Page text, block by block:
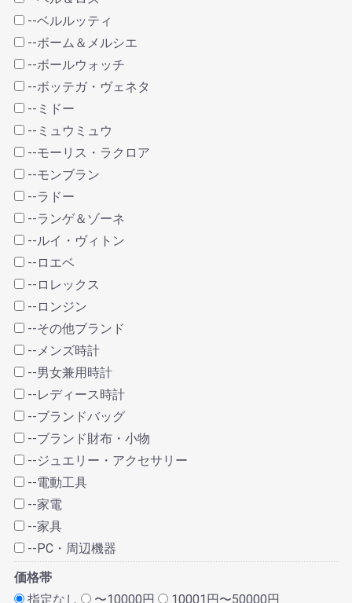
--ベルルッティ
--ボーム＆メルシエ
--ボールウォッチ
--ボッテガ・ヴェネタ
--ミドー
--ミュウミュウ
--モーリス・ラクロア
--モンブラン
--ラドー
--ランゲ＆ゾーネ
--ルイ・ヴィトン
--ロエベ
--ロレックス
--ロンジン
--その他ブランド
--メンズ時計
--男女兼用時計
--レディース時計
--ブランドバッグ
--ブランド財布・小物
--ジュエリー・アクセサリー
--電動工具
--家電
--家具
--PC・周辺機器
価格帯
指定なし
〜10000円
10001円〜50000円